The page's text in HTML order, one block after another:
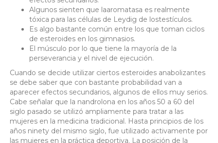
Algunos sienten que laaromatasa es realmente
tóxica para las células de Leydig de lostestículos.
Es algo bastante común entre los que toman ciclos
de esteroides en los gimnasios.
El músculo por lo que tiene la mayoría de la
perseverancia y el nivel de ejecución.
Cuando se decide utilizar ciertos esteroides anabolizantes
se debe saber que con bastante probabilidad van a
aparecer efectos secundarios, algunos de ellos muy serios.
Cabe señalar que la nandrolona en los años 50 a 60 del
siglo pasado se utilizó ampliamente para tratar a las
mujeres en la medicina tradicional. Hasta principios de los
años ninety del mismo siglo, fue utilizado activamente por
las mujeres en la práctica deportiva. La posición de la